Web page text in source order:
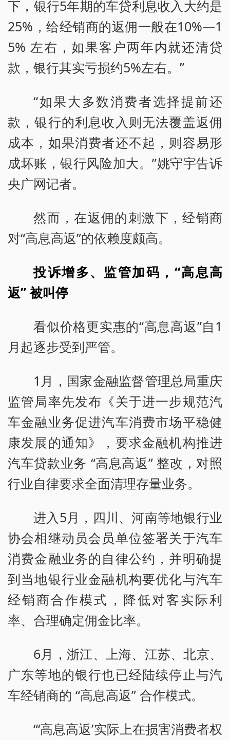
下，银行5年期的车贷利息收入大约是
25%，给经销商的返佣一般在10%—1
5% 左右，如果客户两年内就还清贷
款，银行其实亏损约5%左右。”
“如果大多数消费者选择提前还
款，银行的利息收入则无法覆盖返佣
成本，如果消费者还不起，则容易形
成坏账，银行风险加大。”姚守宇告诉
央广网记者。
然而，在返佣的刺激下，经销商
对“高息高返”的依赖度颇高。
投诉增多、监管加码，“高息高
返” 被叫停
看似价格更实惠的“高息高返”自1
月起逐步受到严管。
1月，国家金融监督管理总局重庆
监管局率先发布《关于进一步规范汽
车金融业务促进汽车消费市场平稳健
康发展的通知》，要求金融机构推进
汽车贷款业务 “高息高返” 整改，对照
行业自律要求全面清理存量业务。
进入5月，四川、河南等地银行业
协会相继动员会员单位签署关于汽车
消费金融业务的自律公约，并明确提
到当地银行业金融机构要优化与汽车
经销商合作模式，降低对客实际利
率、合理确定佣金比率。
6月，浙江、上海、江苏、北京、
广东等地的银行也已经陆续停止与汽
车经销商的 “高息高返” 合作模式。
“‘高息高返’实际上在损害消费者权